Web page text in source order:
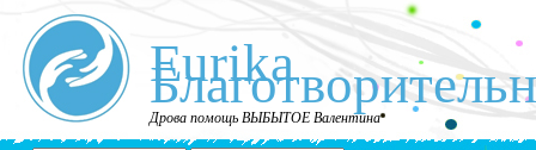
Eurika
Дрова помощь ВЫБЫТОЕ Валентина